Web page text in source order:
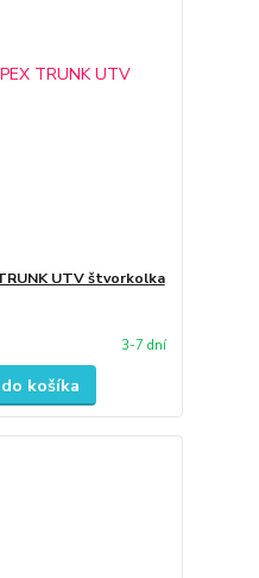
UTV štvorkolka
3-7 dní
košíka